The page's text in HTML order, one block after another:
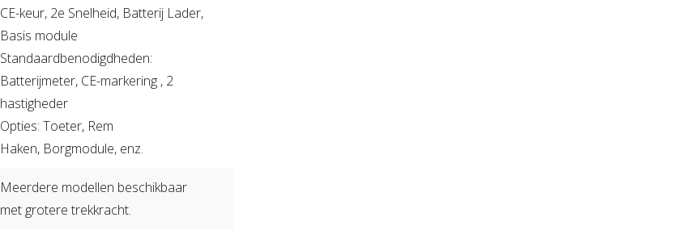
CE-keur, 2e Snelheid, Batterij Lader,
Basis module
Standaardbenodigdheden:
Batterijmeter, CE-markering , 2
hastigheder
Opties: Toeter, Rem
Haken, Borgmodule, enz.
Meerdere modellen beschikbaar
met grotere trekkracht.